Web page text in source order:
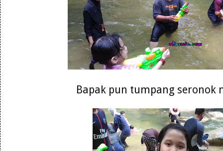
Bapak pun tumpang seronok